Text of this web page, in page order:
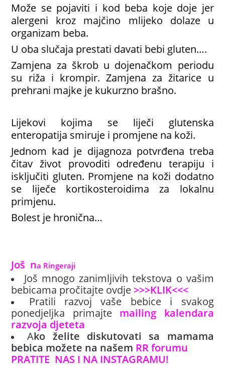
Može se pojaviti i kod beba koje doje jer
alergeni kroz majčino mlijeko dolaze u
organizam beba.
U oba slučaja prestati davati bebi gluten….
Zamjena za škrob u dojenačkom periodu
su riža i krompir. Zamjena za žitarice u
prehrani majke je kukurzno brašno.
Lijekovi kojima se liječi glutenska
enteropatija smiruje i promjene na koži.
Jednom kad je dijagnoza potvrđena treba
čitav život provoditi određenu terapiju i
isključiti gluten. Promjene na koži dodatno
se liječe kortikosteroidima za lokalnu
primjenu.
Bolest je hronična…
Još na Ringeraji
Još mnogo zanimljivih tekstova o vašim
bebicama pročitajte ovdje >>>KLIK<<<
Pratili razvoj vaše bebice i svakog
ponedjeljka primajte mailing kalendara
razvoja djeteta
Ako želite diskutovati sa mamama
bebica možete na našem RR forumu
PRATITE NAS I NA INSTAGRAMU!